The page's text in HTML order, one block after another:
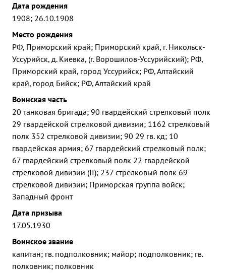
Дата рождения
1908; 26.10.1908
Место рождения
РФ, Приморский край; Приморский край, г. Никольск-
Уссурийск, д. Киевка, (г. Ворошилов-Уссурийский); РФ,
Приморский край, город Уссурийск; РФ, Алтайский
край, город Бийск; РФ, Алтайский край
Воинская часть
20 танковая бригада; 90 гвардейский стрелковый полк
29 гвардейской стрелковой дивизии; 1162 стрелковый
полк 352 стрелковой дивизии; 90 29 гв. кд; 10
гвардейская армия; 67 гвардейский стрелковый полк;
67 гвардейский стрелковый полк 22 гвардейской
стрелковой дивизии (II); 237 стрелковый полк 69
стрелковой дивизии; Приморская группа войск;
Западный фронт
Дата призыва
17.05.1930
Воинское звание
капитан; гв. подполковник; майор; подполковник; гв.
полковник; полковник